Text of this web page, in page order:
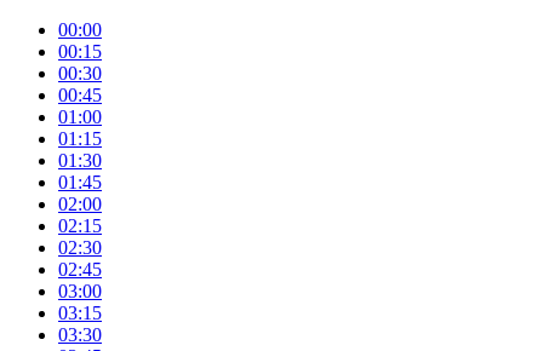
00:00
00:15
00:30
00:45
01:00
01:15
01:30
01:45
02:00
02:15
02:30
02:45
03:00
03:15
03:30